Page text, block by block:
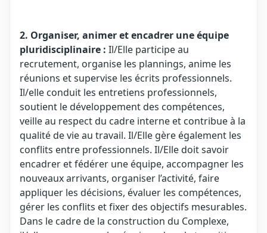
2. Organiser, animer et encadrer une équipe
pluridisciplinaire : Il/Elle participe au
recrutement, organise les plannings, anime les
réunions et supervise les écrits professionnels.
Il/elle conduit les entretiens professionnels,
soutient le développement des compétences,
veille au respect du cadre interne et contribue à la
qualité de vie au travail. Il/Elle gère également les
conflits entre professionnels. Il/Elle doit savoir
encadrer et fédérer une équipe, accompagner les
nouveaux arrivants, organiser l’activité, faire
appliquer les décisions, évaluer les compétences,
gérer les conflits et fixer des objectifs mesurables.
Dans le cadre de la construction du Complexe,